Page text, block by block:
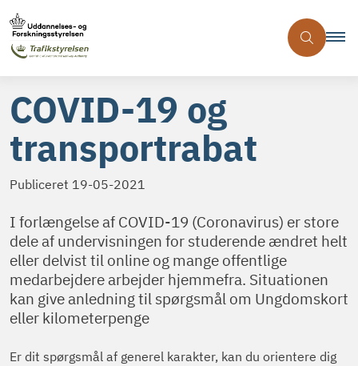
COVID-19 og
transportrabat
Publiceret 19-05-2021
I forlængelse af COVID-19 (Coronavirus) er store
dele af undervisningen for studerende ændret helt
eller delvist til online og mange offentlige
medarbejdere arbejder hjemmefra. Situationen
kan give anledning til spørgsmål om Ungdomskort
eller kilometerpenge
Er dit spørgsmål af generel karakter, kan du orientere dig